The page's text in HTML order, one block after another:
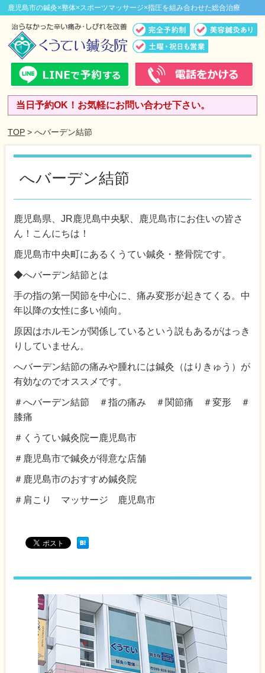
鹿児島市の鍼灸×整体×スポーツマッサージ×指圧を組み合わせた総合治療
当日予約OK！お気軽にお問い合わせ下さい。
TOP > へバーデン結節
へバーデン結節
鹿児島県、JR鹿児島中央駅、鹿児島市にお住いの皆さ
ん！こんにちは！
鹿児島市中央町にあるくうてい鍼灸・整骨院です。
◆へバーデン結節とは
手の指の第一関節を中心に、痛み変形が起きてくる。中
年以降の女性に多い傾向。
原因はホルモンが関係しているという説もあるがはっき
りしていません。
へバーデン結節の痛みや腫れには鍼灸（はりきゅう）が
有効なのでオススメです。
＃へバーデン結節 ＃指の痛み ＃関節痛 ＃変形 ＃
膝痛
＃くうてい鍼灸院ー鹿児島市
＃鹿児島市で鍼灸が得意な店舗
＃鹿児島市のおすすめ鍼灸院
＃肩こり マッサージ 鹿児島市